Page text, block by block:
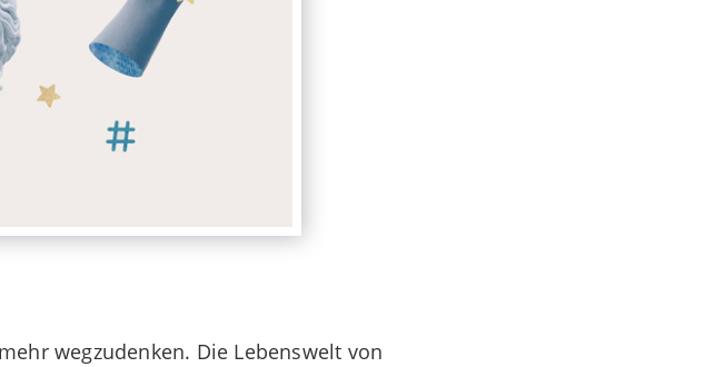
wegzudenken. Die Lebenswelt von